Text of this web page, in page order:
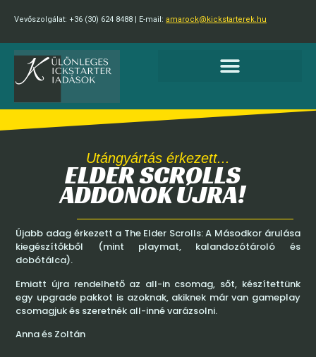
Vevőszolgálat: +36 (30) 624 8488 | E-mail: amarock@kickstarterek.hu
Utángyártás érkezett...
ELDER SCROLLS
ADDONOK ÚJRA!
Újabb adag érkezett a The Elder Scrolls: A Másodkor árulása
kiegészítőkből (mint playmat, kalandozótároló és
dobótálca).
Emiatt újra rendelhető az all-in csomag, sőt, készítettünk
egy upgrade pakkot is azoknak, akiknek már van gameplay
csomagjuk és szeretnék all-inné varázsolni.
Anna és Zoltán